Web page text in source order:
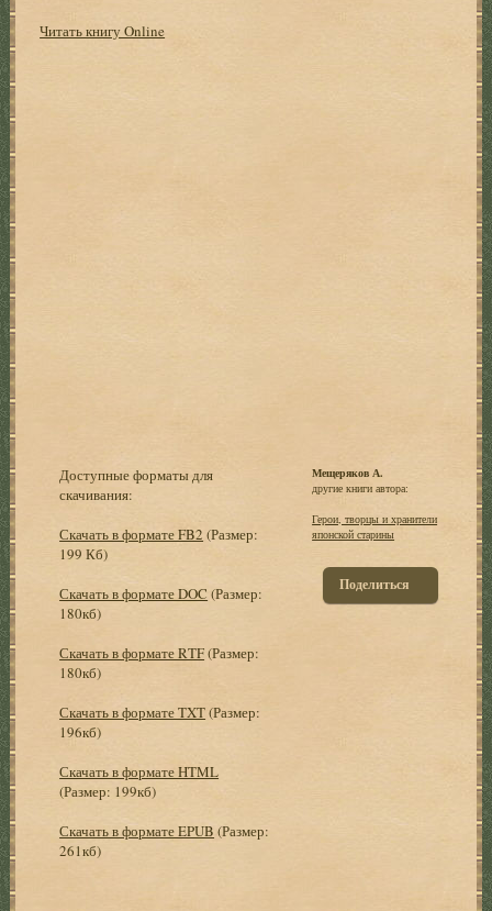
Читать книгу Online
Доступные форматы для
скачивания:
Скачать в формате FB2 (Размер:
199 Кб)
Скачать в формате DOC (Размер:
180кб)
Скачать в формате RTF(Размер:
180кб)
Скачать в формате TXT(Размер:
196кб)
Скачать в формате HTML
(Размер: 199кб)
Скачать в формате EPUB (Размер:
261кб)
Мещеряков А.
другие книги автора:
Герои, творцы и хранители
японской старины
Поделиться